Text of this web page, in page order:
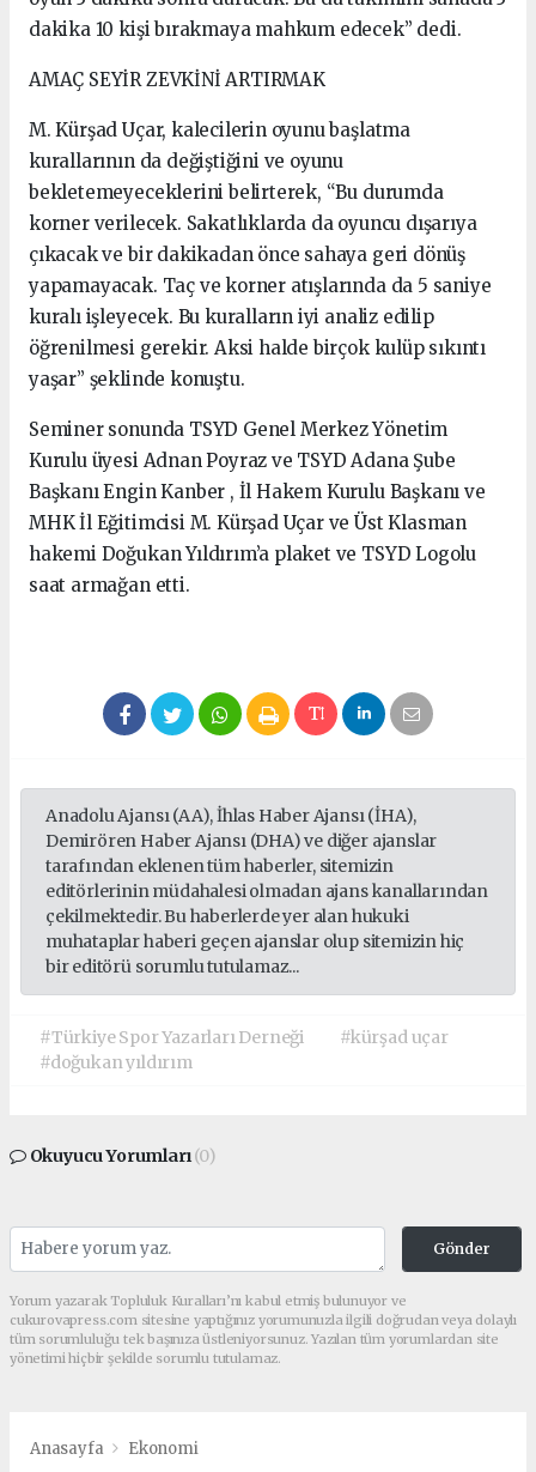
dakika 10 kişi bırakmaya mahkum edecek” dedi.
AMAÇ SEYİR ZEVKİNİ ARTIRMAK
M. Kürşad Uçar, kalecilerin oyunu başlatma
kurallarının da değiştiğini ve oyunu
bekletemeyeceklerini belirterek, “Bu durumda
korner verilecek. Sakatlıklarda da oyuncu dışarıya
çıkacak ve bir dakikadan önce sahaya geri dönüş
yapamayacak. Taç ve korner atışlarında da 5 saniye
kuralı işleyecek. Bu kuralların iyi analiz edilip
öğrenilmesi gerekir. Aksi halde birçok kulüp sıkıntı
yaşar” şeklinde konuştu.
Seminer sonunda TSYD Genel Merkez Yönetim
Kurulu üyesi Adnan Poyraz ve TSYD Adana Şube
Başkanı Engin Kanber , İl Hakem Kurulu Başkanı ve
MHK İl Eğitimcisi M. Kürşad Uçar ve Üst Klasman
hakemi Doğukan Yıldırım’a plaket ve TSYD Logolu
saat armağan etti.
Anadolu Ajansı (AA), İhlas Haber Ajansı (İHA),
Demirören Haber Ajansı (DHA) ve diğer ajanslar
tarafından eklenen tüm haberler, sitemizin
editörlerinin müdahalesi olmadan ajans kanallarından
çekilmektedir. Bu haberlerde yer alan hukuki
muhataplar haberi geçen ajanslar olup sitemizin hiç
bir editörü sorumlu tutulamaz...
#Türkiye Spor Yazarları Derneği
#kürşad uçar
#doğukan yıldırım
Okuyucu Yorumları(0)
Gönder
Yorum yazarak Topluluk Kuralları’nı kabul etmiş bulunuyor ve
cukurovapress.com sitesine yaptığınız yorumunuzla ilgili doğrudan veya dolaylı
tüm sorumluluğu tek başınıza üstleniyorsunuz. Yazılan tüm yorumlardan site
yönetimi hiçbir şekilde sorumlu tutulamaz.
Anasayfa Ekonomi